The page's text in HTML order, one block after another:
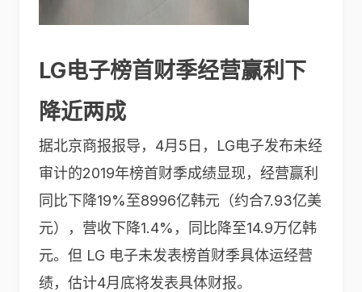
LG电子榜首财季经营赢利下
降近两成
据北京商报报导，4月5日，LG电子发布未经
审计的2019年榜首财季成绩显现，经营赢利
同比下降19%至8996亿韩元（约合7.93亿美
元），营收下降1.4%，同比降至14.9万亿韩
元。但 LG 电子未发表榜首财季具体运经营
绩，估计4月底将发表具体财报。